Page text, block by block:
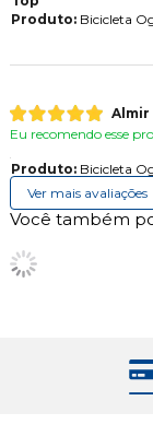
Produto:Bicicleta
Almir
Eu recomendo esse
Produto:Bicicleta
Ver mais avaliações
Você também